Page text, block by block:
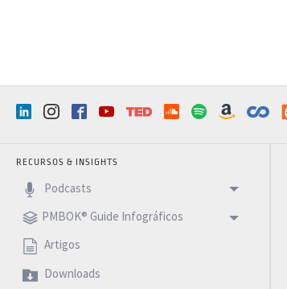
RECURSOS & INSIGHTS
Podcasts
PMBOK® Guide Infográficos
Artigos
Downloads